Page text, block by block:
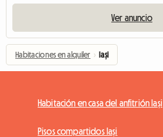
Ver anuncio
Habitaciones en alquiler › Iași
Habitación en casa del anfitrión Iași
Pisos compartidos Iași